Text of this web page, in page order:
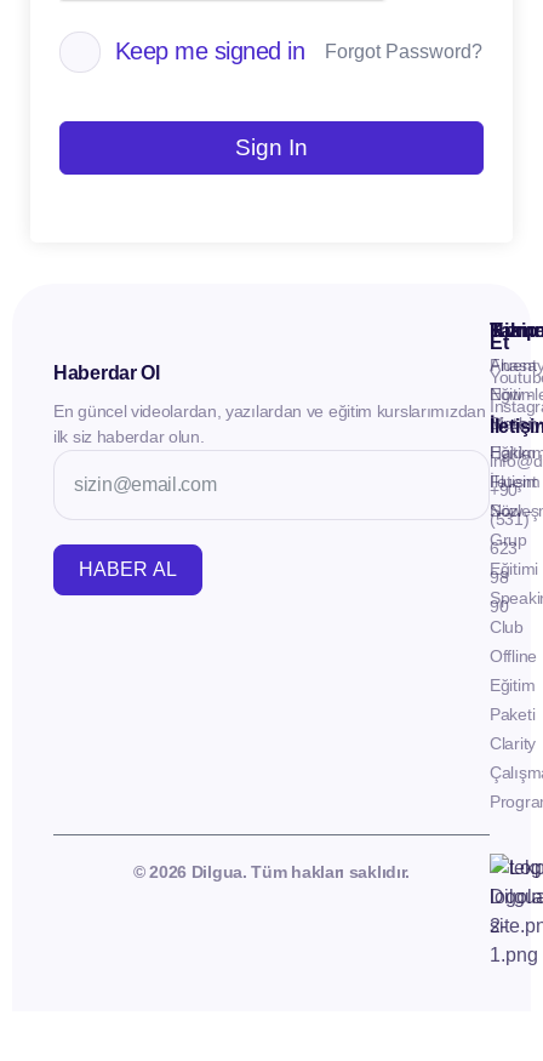
Keep me signed in Forgot Password?
Sign In
Haberdar Ol
En güncel videolardan, yazılardan ve eğitim kurslarımızdan
ilk siz haberdar olun.
HABER AL
İletişim
Fluent
Now -
Birebir
Eğitim
Fluent
Now -
Grup
Eğitimi
Club
Offline
Eğitim
Paketi
Clarity
Takip
Et
+90
(531)
623
98
90
© 2026 Dilgua. Tüm hakları saklıdır.